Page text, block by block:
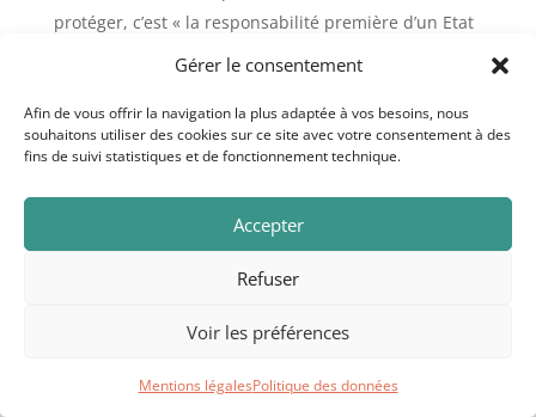
Gérer le consentement
Afin de vous offrir la navigation la plus adaptée à vos besoins, nous
souhaitons utiliser des cookies sur ce site avec votre consentement à des
fins de suivi statistiques et de fonctionnement technique.
Accepter
Refuser
Voir les préférences
Mentions légalesPolitique des données
protéger, c’est « la responsabilité première d’un Etat
nettoyage ethnique, des
crimes contre l’humanité. Au cas où les moyens
protéger leur population, la
communauté internationale des Etats devrait agir
du Conseil de sécurité et conformément à la Charte
Dans cette perspective ne peut-on pas considérer